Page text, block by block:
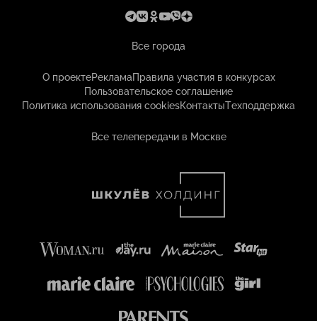
Все города
О проектеРекламаПравила участия в конкурсах
Пользовательское соглашение
Политика использования cookiesКонтактыТехподдержка
Все телепередачи в Москве